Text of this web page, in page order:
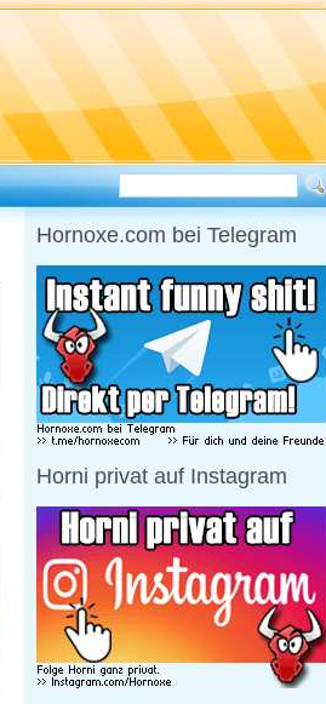
Hornoxe.com bei Telegram
Horni privat auf Instagram